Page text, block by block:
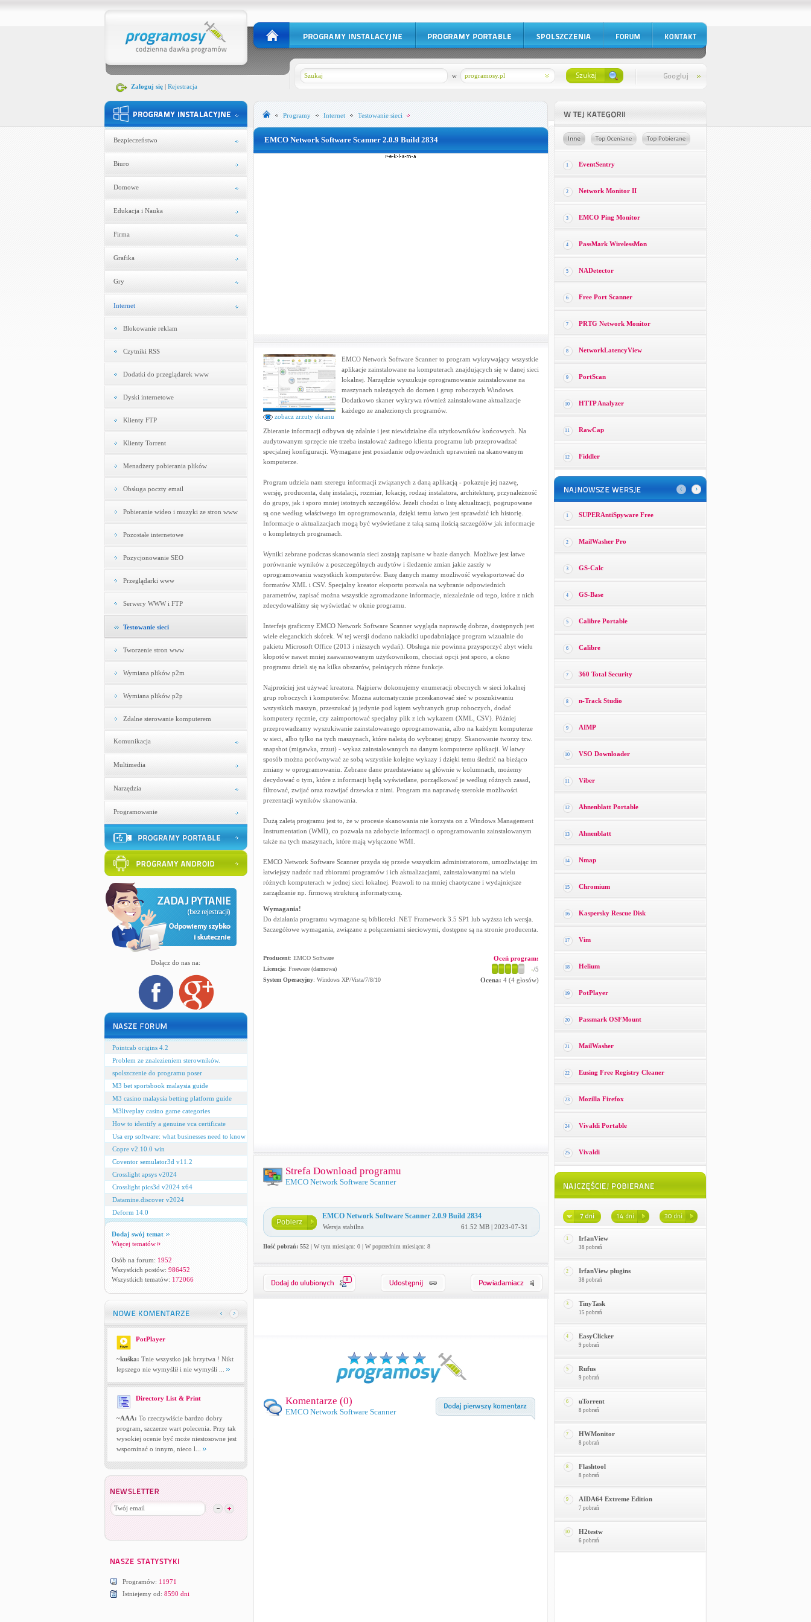
Zaloguj się| Rejestracja
programosy.pl
w
Bezpieczeństwo
Biuro
Domowe
Edukacja i Nauka
Firma
Grafika
Gry
Internet
Blokowanie reklam
Czytniki RSS
Dodatki do przeglądarek www
Dyski internetowe
Klienty FTP
Klienty Torrent
Menadżery pobierania plików
Obsługa poczty email
Pobieranie wideo i muzyki ze stron www
Pozostałe internetowe
Pozycjonowanie SEO
Przeglądarki www
Serwery WWW i FTP
Testowanie sieci
Tworzenie stron www
Wymiana plików p2m
Wymiana plików p2p
Zdalne sterowanie komputerem
Komunikacja
Multimedia
Narzędzia
Programowanie
Dołącz do nas na:
Pointcab origins 4.2
Problem ze znalezieniem sterowników.
spolszczenie do programu poser
M3 bet sportsbook malaysia guide
M3 casino malaysia betting platform guide
M3liveplay casino game categories
How to identify a genuine vca certificate
Usa erp software: what businesses need to know
Copre v2.10.0 win
Coventor semulator3d v11.2
Crosslight apsys v2024
Crosslight pics3d v2024 x64
Datamine.discover v2024
Deform 14.0
Dodaj swój temat
Więcej tematów
Osób na forum: 1952
Wszystkich postów: 986452
Wszystkich tematów: 172066
PotPlayer
~kuśka: Tnie wszystko jak brzytwa ! Nikt
lepszego nie wymyślił i nie wymyśli ...
Directory List & Print
~AAA: To rzeczywiście bardzo dobry
program, szczerze wart polecenia. Przy tak
wysokiej ocenie być może niestosowne jest
wspominać o innym, nieco l...
Programów: 11971
Istniejemy od: 8590 dni
Programy Internet Testowanie sieci
EMCO Network Software Scanner 2.0.9 Build 2834
zobacz zrzuty ekranu
EMCO Network Software Scanner to program wykrywający wszystkie
aplikacje zainstalowane na komputerach znajdujących się w danej sieci
lokalnej. Narzędzie wyszukuje oprogramowanie zainstalowane na
maszynach należących do domen i grup roboczych Windows.
Dodatkowo skaner wykrywa również zainstalowane aktualizacje
każdego ze znalezionych programów.
Zbieranie informacji odbywa się zdalnie i jest niewidzialne dla użytkowników końcowych. Na
audytowanym sprzęcie nie trzeba instalować żadnego klienta programu lub przeprowadzać
specjalnej konfiguracji. Wymagane jest posiadanie odpowiednich uprawnień na skanowanym
komputerze.
Program udziela nam szeregu informacji związanych z daną aplikacją - pokazuje jej nazwę,
wersję, producenta, datę instalacji, rozmiar, lokację, rodzaj instalatora, architekturę, przynależność
do grupy, jak i sporo mniej istotnych szczegółów. Jeżeli chodzi o listę aktualizacji, pogrupowane
są one według właściwego im oprogramowania, dzięki temu łatwo jest sprawdzić ich historię.
Informacje o aktualizacjach mogą być wyświetlane z taką samą ilością szczegółów jak informacje
o kompletnych programach.
Wyniki zebrane podczas skanowania sieci zostają zapisane w bazie danych. Możliwe jest łatwe
porównanie wyników z poszczególnych audytów i śledzenie zmian jakie zaszły w
oprogramowaniu wszystkich komputerów. Bazę danych mamy możliwość wyeksportować do
formatów XML i CSV. Specjalny kreator eksportu pozwala na wybranie odpowiednich
parametrów, zapisać można wszystkie zgromadzone informacje, niezależnie od tego, które z nich
zdecydowaliśmy się wyświetlać w oknie programu.
Interfejs graficzny EMCO Network Software Scanner wygląda naprawdę dobrze, dostępnych jest
wiele eleganckich skórek. W tej wersji dodano nakładki upodabniające program wizualnie do
pakietu Microsoft Office (2013 i niższych wydań). Obsługa nie powinna przysporzyć zbyt wielu
kłopotów nawet mniej zaawansowanym użytkownikom, chociaż opcji jest sporo, a okno
programu dzieli się na kilka obszarów, pełniących różne funkcje.
Najprościej jest używać kreatora. Najpierw dokonujemy enumeracji obecnych w sieci lokalnej
grup roboczych i komputerów. Można automatycznie przeskanować sieć w poszukiwaniu
wszystkich maszyn, przeszukać ją jedynie pod kątem wybranych grup roboczych, dodać
komputery ręcznie, czy zaimportować specjalny plik z ich wykazem (XML, CSV). Później
przeprowadzamy wyszukiwanie zainstalowanego oprogramowania, albo na każdym komputerze
w sieci, albo tylko na tych maszynach, które należą do wybranej grupy. Skanowanie tworzy tzw.
snapshot (migawka, zrzut) - wykaz zainstalowanych na danym komputerze aplikacji. W łatwy
sposób można porównywać ze sobą wszystkie kolejne wykazy i dzięki temu śledzić na bieżąco
zmiany w oprogramowaniu. Zebrane dane przedstawiane są głównie w kolumnach, możemy
decydować o tym, które z informacji będą wyświetlane, porządkować je według różnych zasad,
filtrować, zwijać oraz rozwijać drzewka z nimi. Program ma naprawdę szerokie możliwości
prezentacji wyników skanowania.
Dużą zaletą programu jest to, że w procesie skanowania nie korzysta on z Windows Management
Instrumentation (WMI), co pozwala na zdobycie informacji o oprogramowaniu zainstalowanym
także na tych maszynach, które mają wyłączone WMI.
EMCO Network Software Scanner przyda się przede wszystkim administratorom, umożliwiając im
łatwiejszy nadzór nad zbiorami programów i ich aktualizacjami, zainstalowanymi na wielu
różnych komputerach w jednej sieci lokalnej. Pozwoli to na mniej chaotyczne i wydajniejsze
zarządzanie np. firmową strukturą informatyczną.
Wymagania!
Do działania programu wymagane są biblioteki .NET Framework 3.5 SP1 lub wyższa ich wersja.
Szczegółowe wymagania, związane z połączeniami sieciowymi, dostępne są na stronie producenta.
Producent: EMCO Software
Licencja: Freeware (darmowa)
System Operacyjny: Windows XP/Vista/7/8/10
Oceń program:
-/5
Ocena: 4(4głosów)
Strefa Download programu
EMCO Network Software Scanner
EMCO Network Software Scanner 2.0.9 Build 2834
Wersja stabilna 61.52 MB | 2023-07-31
Ilość pobrań: 552| W tym miesiącu: 0 | W poprzednim miesiącu: 8
0
Komentarze (0)
EMCO Network Software Scanner
1 EventSentry
2 Network Monitor II
3 EMCO Ping Monitor
4 PassMark WirelessMon
5 NADetector
6 Free Port Scanner
7 PRTG Network Monitor
8 NetworkLatencyView
9 PortScan
10 HTTP Analyzer
11 RawCap
12 Fiddler
1 SUPERAntiSpyware Free
2 MailWasher Pro
3 GS-Calc
4 GS-Base
5 Calibre Portable
6 Calibre
7 360 Total Security
8 n-Track Studio
9 AIMP
10 VSO Downloader
11 Viber
12 Ahnenblatt Portable
13 Ahnenblatt
14 Nmap
15 Chromium
16 Kaspersky Rescue Disk
17 Vim
18 Helium
19 PotPlayer
20 Passmark OSFMount
21 MailWasher
22 Eusing Free Registry Cleaner
23 Mozilla Firefox
24 Vivaldi Portable
25 Vivaldi
1 IrfanView
38 pobrań
2 IrfanView plugins
38 pobrań
3 TinyTask
15 pobrań
4 EasyClicker
9 pobrań
5 Rufus
9 pobrań
6 uTorrent
8 pobrań
7 HWMonitor
8 pobrań
8 Flashtool
8 pobrań
9 AIDA64 Extreme Edition
7 pobrań
10 H2testw
6 pobrań